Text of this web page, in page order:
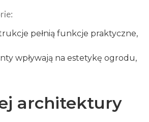
pełnią funkcje praktyczne,
wpływają na estetykę ogrodu,
architektury